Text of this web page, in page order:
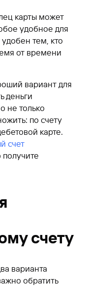
карты может
удобное для
тем, кто
от времени
вариант для
деньги
не только
по счету
карте.
счет
счету
варианта
обратить